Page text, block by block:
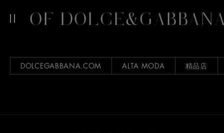
OF DOLCE&GABBANA
DOLCEGABBANA.COM ALTA MODA 精品店